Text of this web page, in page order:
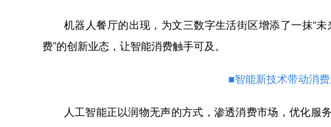
机器人餐厅的出现，为文三数字生活街区增添了一抹“未
费”的创新业态，让智能消费触手可及。
■智能新技术带动消
人工智能正以润物无声的方式，渗透消费市场，优化服